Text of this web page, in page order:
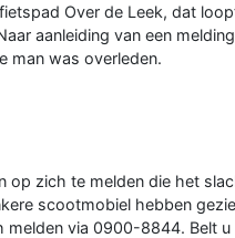
Over de Leek, dat
aanleiding van een
man was overleden.
op zich te melden die het
scootmobiel hebben
via 0900-8844. Belt